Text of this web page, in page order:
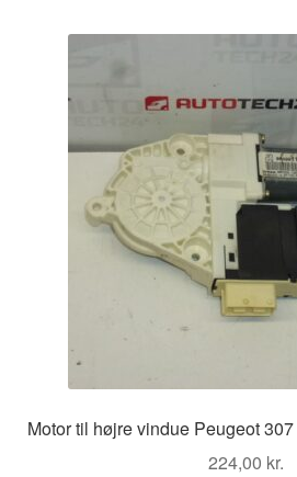
Motor til højre vindue Peugeot
224,00 kr.